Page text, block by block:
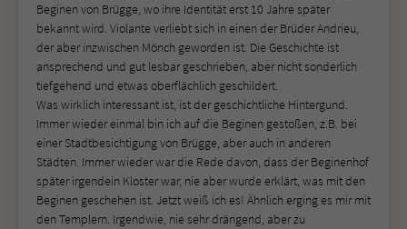
Beginen von Brügge, wo ihre Identität erst 10 Jahre später
bekannt wird. Violante verliebt sich in einen der Brüder Andrieu,
der aber inzwischen Mönch geworden ist. Die Geschichte ist
ansprechend und gut lesbar geschrieben, aber nicht sonderlich
tiefgehend und etwas oberflächlich geschildert.
Was wirklich interessant ist, ist der geschichtliche Hintergund.
Immer wieder einmal bin ich auf die Beginen gestoßen, z.B. bei
einer Stadtbesichtigung von Brügge, aber auch in anderen
Städten. Immer wieder war die Rede davon, dass der Beginenhof
später irgendein Kloster war, nie aber wurde erklärt, was mit den
Beginen geschehen ist. Jetzt weiß ich es! Ähnlich erging es mir mit
den Templern. Irgendwie, nie sehr drängend, aber zu